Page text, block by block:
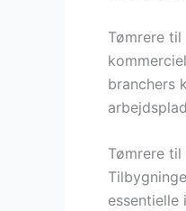
Tømrere
branchers
Tømrere